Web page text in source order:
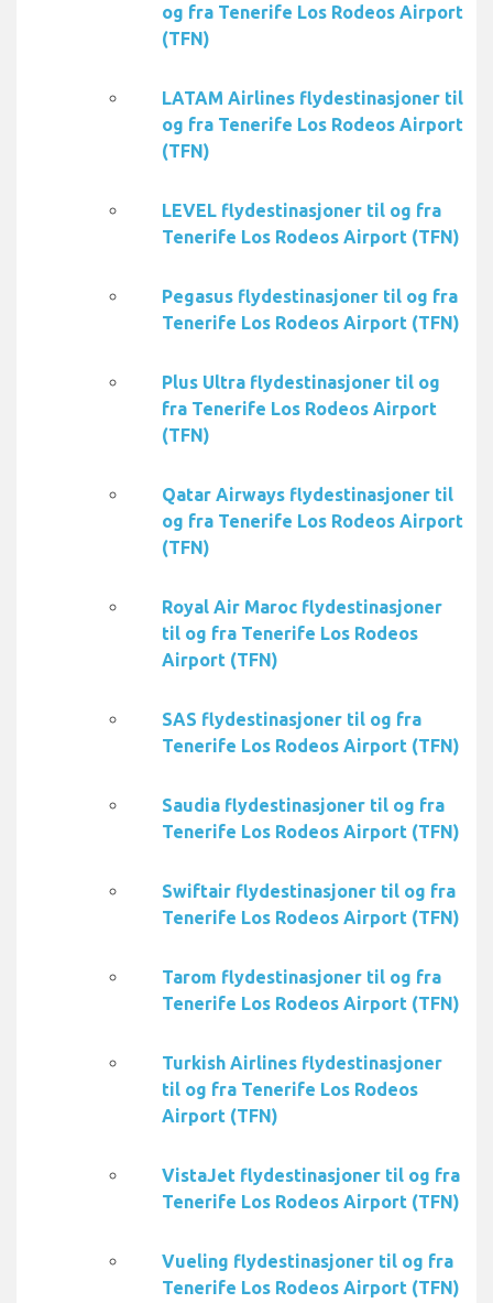
og fra Tenerife Los Rodeos Airport
(TFN)
LATAM Airlines flydestinasjoner til
og fra Tenerife Los Rodeos Airport
(TFN)
LEVEL flydestinasjoner til og fra
Tenerife Los Rodeos Airport (TFN)
Pegasus flydestinasjoner til og fra
Tenerife Los Rodeos Airport (TFN)
Plus Ultra flydestinasjoner til og
fra Tenerife Los Rodeos Airport
(TFN)
Qatar Airways flydestinasjoner til
og fra Tenerife Los Rodeos Airport
(TFN)
Royal Air Maroc flydestinasjoner
til og fra Tenerife Los Rodeos
Airport (TFN)
SAS flydestinasjoner til og fra
Tenerife Los Rodeos Airport (TFN)
Saudia flydestinasjoner til og fra
Tenerife Los Rodeos Airport (TFN)
Swiftair flydestinasjoner til og fra
Tenerife Los Rodeos Airport (TFN)
Tarom flydestinasjoner til og fra
Tenerife Los Rodeos Airport (TFN)
Turkish Airlines flydestinasjoner
til og fra Tenerife Los Rodeos
Airport (TFN)
VistaJet flydestinasjoner til og fra
Tenerife Los Rodeos Airport (TFN)
Vueling flydestinasjoner til og fra
Tenerife Los Rodeos Airport (TFN)